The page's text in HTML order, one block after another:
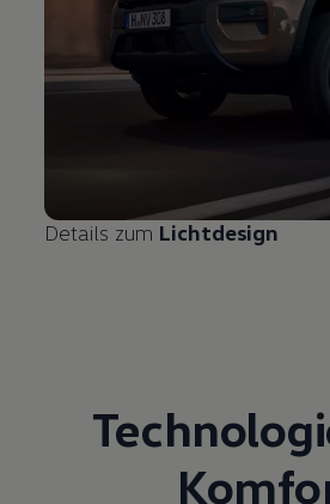
Details zum Lichtdesign